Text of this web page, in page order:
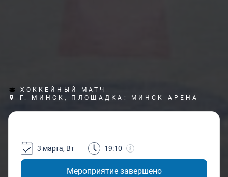
ХОККЕЙНЫЙ МАТЧ
Г. МИНСК, ПЛОЩАДКА: МИНСК-АРЕНА
Мероприятие завершено
3 марта, Вт 19:10